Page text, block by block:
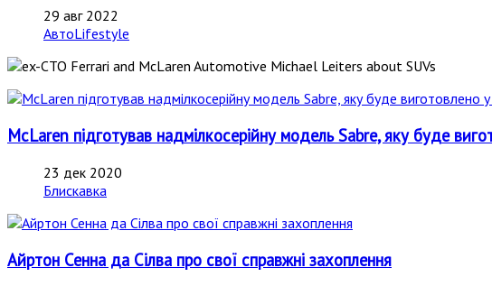
29 авг 2022
АвтоLifestyle
McLaren підготував надмілкосерійну модель Sabre, яку буде
23 дек 2020
Блискавка
Айртон Сенна да Сілва про свої справжні захоплення